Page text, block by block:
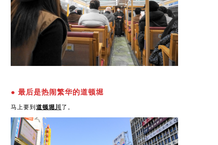
● 最后是热闹繁华的道顿堀
马上要到道顿堀川了。